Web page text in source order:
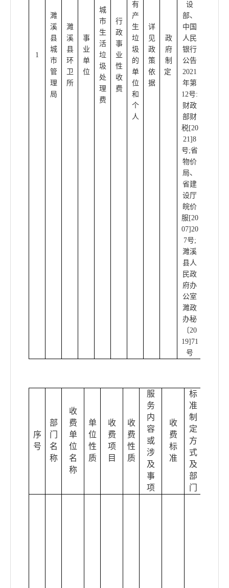
1
濉
溪
县
城
市
管
理
局
濉
溪
县
环
卫
所
事
业
单
位
城
市
生
活
垃
圾
处
理
费
行
政
事
业
性
收
费
有
产
生
垃
圾
的
单
位
和
个
人
详
见
政
策
依
据
政
府
制
定
设
部、
中国
人民
银行
公告
2021
年第
12号:
财政
部财
税[20
21]8
号;省
物价
局、
省建
设厅
皖价
服[20
07]20
7号;
濉溪
县人
民政
府办
公室
濉政
办秘
〔20
19]71
号
序
号
部
门
名
称
收
费
单
位
名
称
单
位
性
质
收
费
项
目
收
费
性
质
服
务
内
容
或
涉
及
事
项
收
费
标
准
标
准
制
定
方
式
及
部
门